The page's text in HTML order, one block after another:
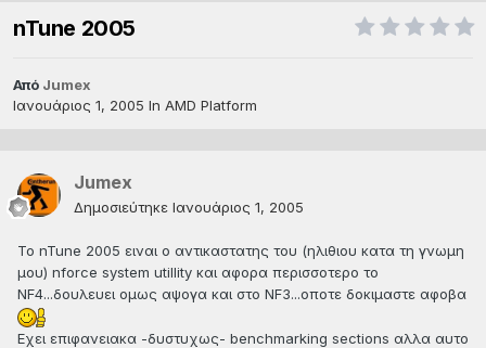
nTune 2005
Από Jumex
Ιανουάριος 1, 2005 In AMD Platform
Jumex
Δημοσιεύτηκε Ιανουάριος 1, 2005
To nTune 2005 ειναι ο αντικαστατης του (ηλιθιου κατα τη γνωμη
μου) nforce system utillity και αφορα περισσοτερο το
NF4...δουλευει ομως αψογα και στο NF3...οποτε δοκιμαστε αφοβα
Εχει επιφανειακα -δυστυχως- benchmarking sections αλλα αυτο